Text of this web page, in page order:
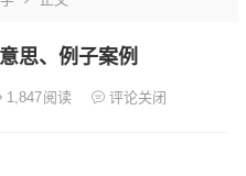
思、例子案例
1,847阅读 评论关闭